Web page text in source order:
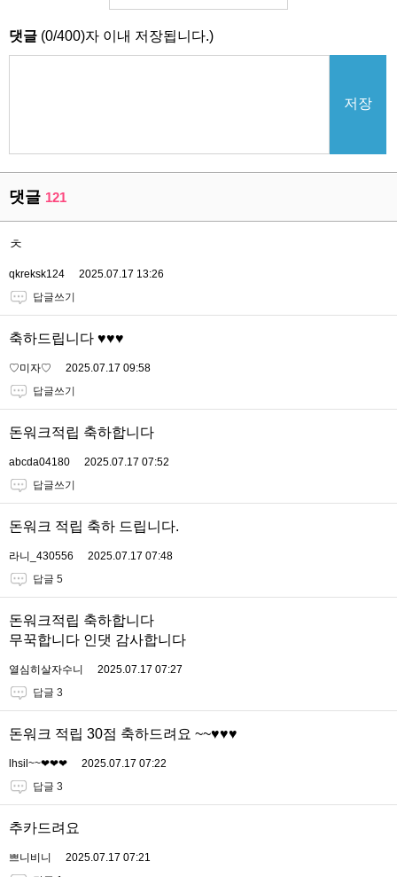
댓글 (0/400)자 이내 저장됩니다.)
저장
댓글 121
ㅊ
qkreksk124
2025.07.17 13:26
답글쓰기
축하드립니다 ♥️♥️♥️
♡미자♡
2025.07.17 09:58
답글쓰기
돈워크적립 축하합니다
abcda04180
2025.07.17 07:52
답글쓰기
돈워크 적립 축하 드립니다.
라니_430556
2025.07.17 07:48
답글 5
돈워크적립 축하합니다
무꾹합니다 인댓 감사합니다
열심히살자수니
2025.07.17 07:27
답글 3
돈워크 적립 30점 축하드려요 ~~♥♥♥
lhsil~~❤❤❤
2025.07.17 07:22
답글 3
추카드려요
쁘니비니
2025.07.17 07:21